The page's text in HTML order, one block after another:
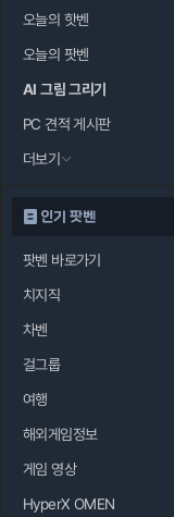
오늘의 핫벤
오늘의 팟벤
AI 그림 그리기
PC 견적 게시판
더보기
인기 팟벤
팟벤 바로가기
치지직
차벤
걸그룹
여행
해외게임정보
게임 영상
HyperX OMEN